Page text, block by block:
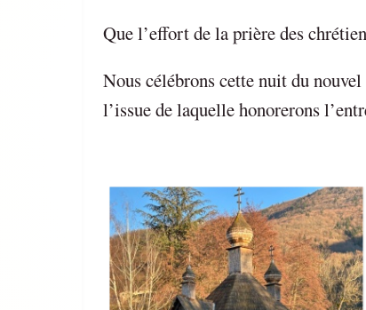
Que l’effort de la prière des
Nous célébrons cette nuit du
l’issue de laquelle honorerons